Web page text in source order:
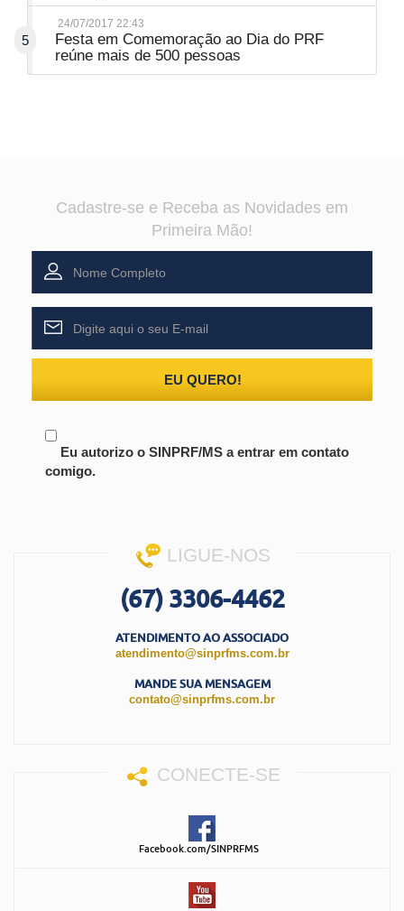
5
24/07/2017 22:43
Festa em Comemoração ao Dia do PRF
reúne mais de 500 pessoas
Cadastre-se e Receba as Novidades em
Primeira Mão!
EU QUERO!
Eu autorizo o SINPRF/MS a entrar em contato
comigo.
LIGUE-NOS
(67) 3306-4462
ATENDIMENTO AO ASSOCIADO
atendimento@sinprfms.com.br
MANDE SUA MENSAGEM
contato@sinprfms.com.br
CONECTE-SE
Facebook.com/SINPRFMS